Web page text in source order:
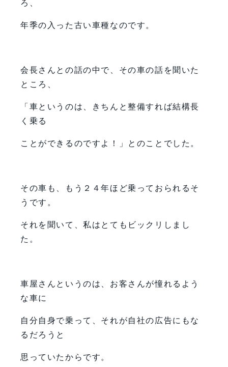
ろ、
年季の入った古い車種なのです。
会長さんとの話の中で、その車の話を聞いた
ところ、
「車というのは、きちんと整備すれば結構長
く乗る
ことができるのですよ！」とのことでした。
その車も、もう２４年ほど乗っておられるそ
うです。
それを聞いて、私はとてもビックリしまし
た。
車屋さんというのは、お客さんが憧れるよう
な車に
自分自身で乗って、それが自社の広告にもな
るだろうと
思っていたからです。